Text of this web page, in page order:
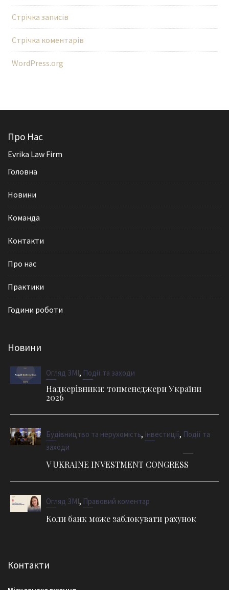
Стрічка записів
Стрічка коментарів
WordPress.org
Про Нас
Evrika Law Firm
Головна
Новини
Команда
Контакти
Про нас
Практики
Години роботи
Новини
Огляд ЗМІ, Події та заходи
Надкерівники: топменеджери України
2026
Будівництво та нерухомість, Інвестиції, Події та
заходи
V UKRAINE INVESTMENT CONGRESS
Огляд ЗМІ, Правовий коментар
Коли банк може заблокувати рахунок
Контакти